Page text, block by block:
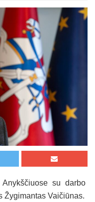
su darbo
Žygimantas Vaičiūnas.